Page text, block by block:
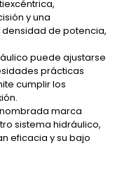
y una
de potencia,
puede ajustarse
prácticas
cumplir los
marca
sistema hidráulico,
eficacia y su bajo